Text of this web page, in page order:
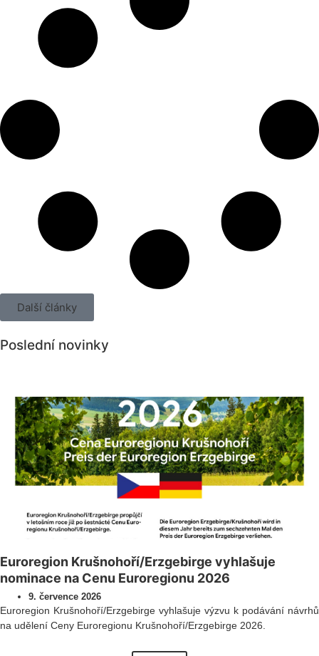
Další články
Poslední novinky
Euroregion Krušnohoří/Erzgebirge vyhlašuje
nominace na Cenu Euroregionu 2026
9. července 2026
Euroregion Krušnohoří/Erzgebirge vyhlašuje výzvu k podávání návrhů
na udělení Ceny Euroregionu Krušnohoří/Erzgebirge 2026.